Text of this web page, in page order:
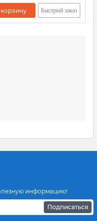
Быстрый заказ
информацию!
Подписаться